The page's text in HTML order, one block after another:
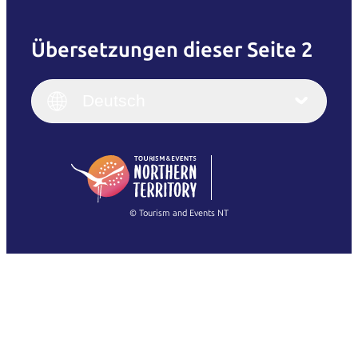
Übersetzungen dieser Seite 2
English
(Singapore)
Français
Italiano
繁體中文
© Tourism and Events NT